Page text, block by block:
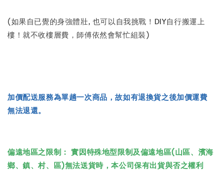
(如果自已覺的身強體壯, 也可以自我挑戰！DIY自行搬運上
樓！就不收樓層費，師傅依然會幫忙組裝)
加價配送服務為單趟一次商品，故如有退換貨之後加價運費
無法退還。
偏遠地區之限制： 實因特殊地型限制及偏遠地區(山區、濱海
鄉、鎮、村、區)無法送貨時，本公司保有出貨與否之權利